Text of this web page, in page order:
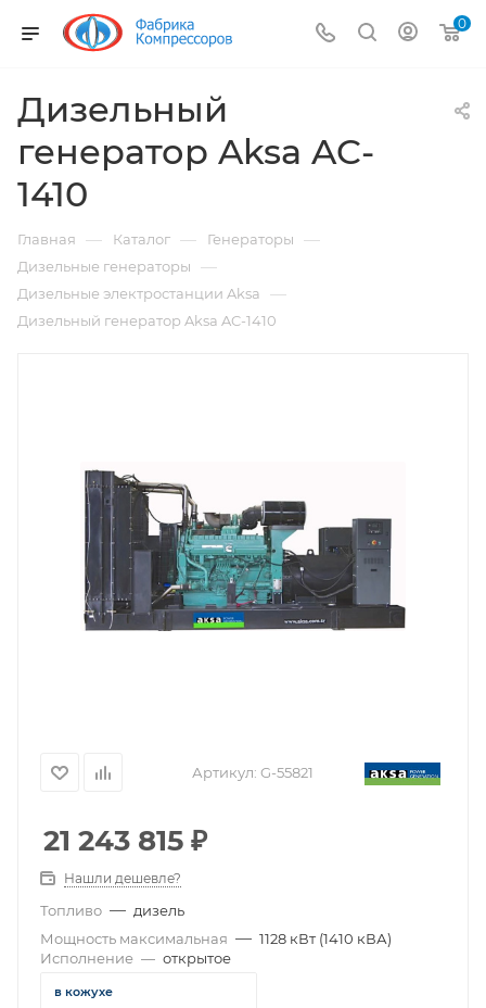
0
Дизельный
генератор Aksa AC-
1410
Главная — Каталог — Генераторы —
Дизельные генераторы —
Дизельные электростанции Aksa —
Дизельный генератор Aksa AC-1410
Артикул: G-55821
21 243 815 ₽
Нашли дешевле?
Топливо — дизель
Мощность максимальная — 1128 кВт (1410 кВА)
Исполнение — открытое
в кожухе